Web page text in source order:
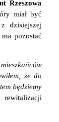
Rzeszowa
miał być
dzisiejszej
pozostać
że do
będziemy